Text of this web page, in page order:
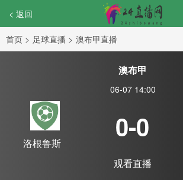
< 返回
首页 > 足球直播 > 澳布甲直播
澳布甲
06-07 14:00
洛根鲁斯
0-0
观看直播